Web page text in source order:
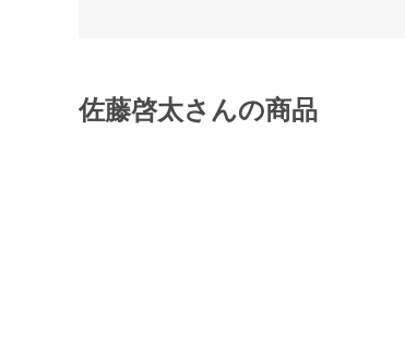
佐藤啓太さんの商品